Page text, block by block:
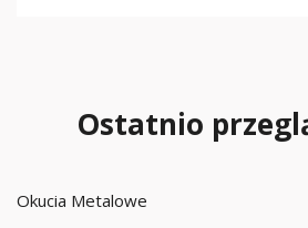
Ostatnio
Okucia Metalowe